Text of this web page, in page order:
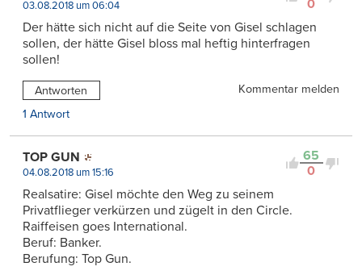
0
03.08.2018 um 06:04
Der hätte sich nicht auf die Seite von Gisel schlagen
sollen, der hätte Gisel bloss mal heftig hinterfragen
sollen!
Antworten
Kommentar melden
1 Antwort
65
0
TOP GUN
04.08.2018 um 15:16
Realsatire: Gisel möchte den Weg zu seinem
Privatflieger verkürzen und zügelt in den Circle.
Raiffeisen goes International.
Beruf: Banker.
Berufung: Top Gun.